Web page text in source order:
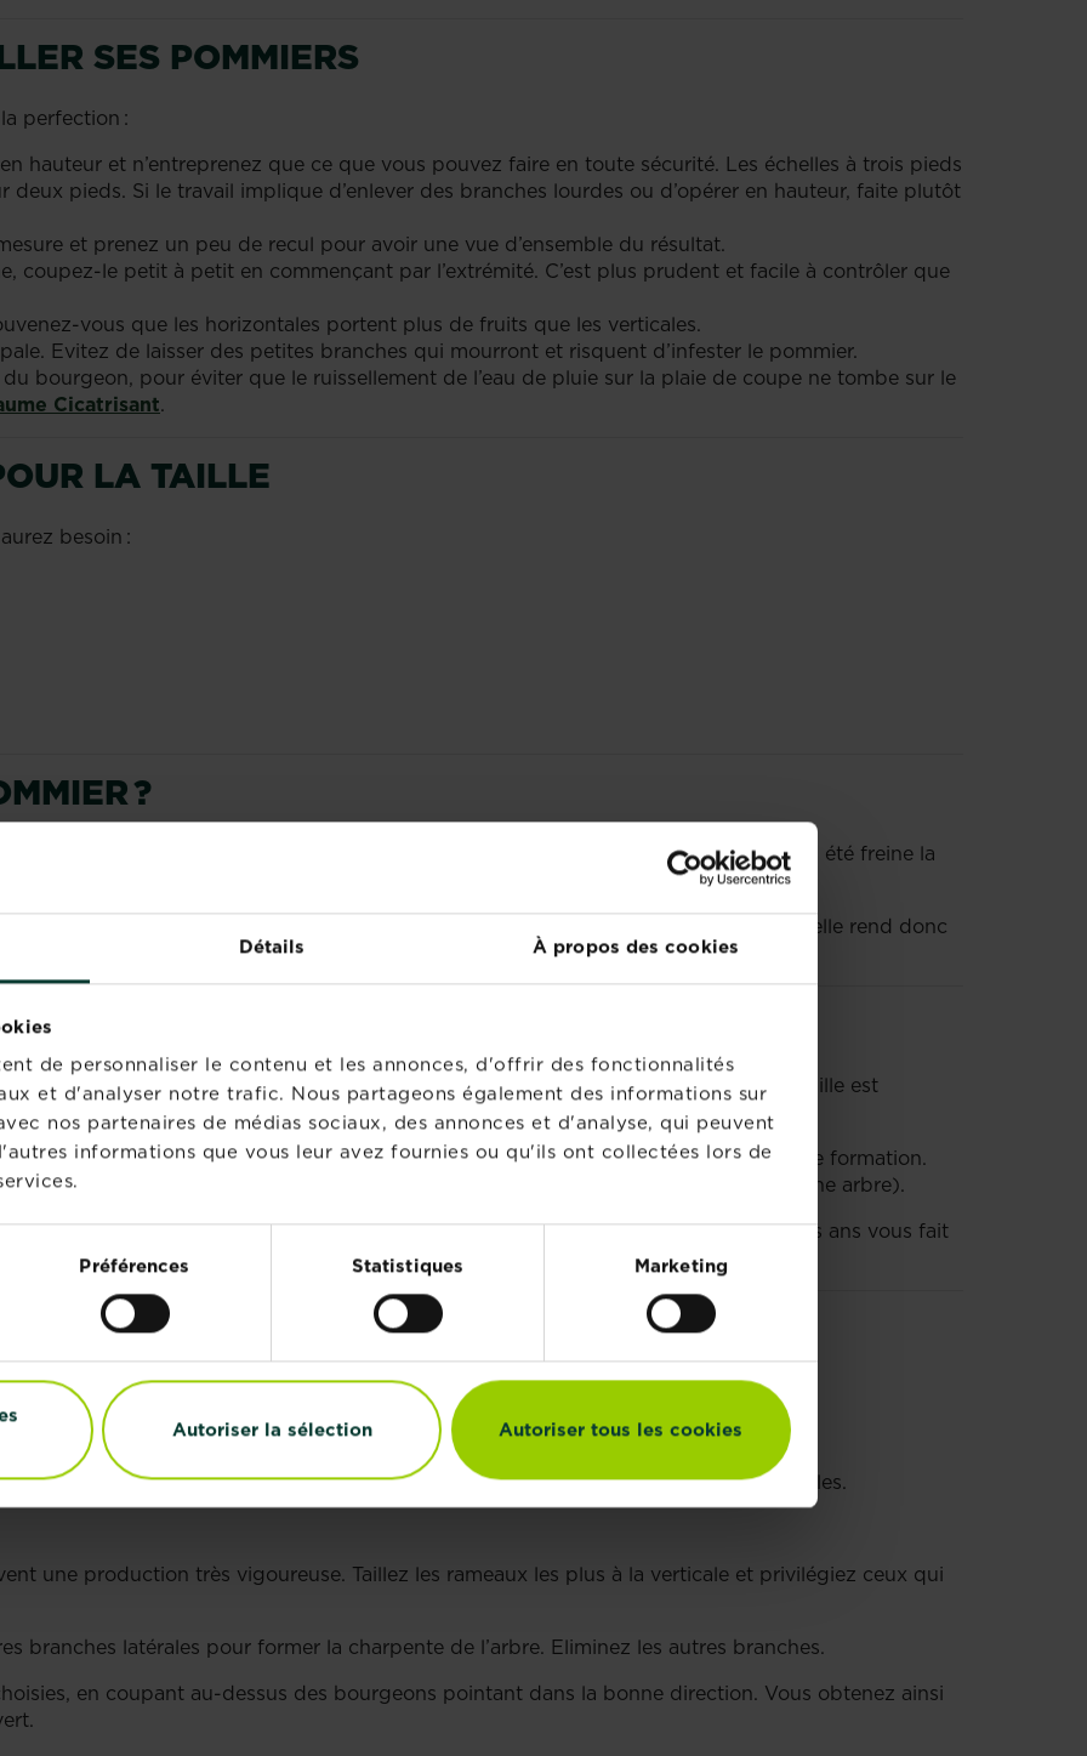
Détails À propos des cookies
de personnaliser le contenu et les annonces, d'offrir des fonctionnalités
et d'analyser notre trafic. Nous partageons également des informations sur
nos partenaires de médias sociaux, des annonces et d'analyse, qui peuvent
informations que vous leur avez fournies ou qu'ils ont collectées lors de
Préférences Statistiques Marketing
Autoriser la sélection Autoriser tous les cookies
SES POMMIERS
perfection :
hauteur et n’entreprenez que ce que vous pouvez faire en toute sécurité. Les échelles à trois pieds
deux pieds. Si le travail implique d’enlever des branches lourdes ou d’opérer en hauteur, faite plutôt
et prenez un peu de recul pour avoir une vue d’ensemble du résultat.
coupez-le petit à petit en commençant par l’extrémité. C’est plus prudent et facile à contrôler que
vous que les horizontales portent plus de fruits que les verticales.
Evitez de laisser des petites branches qui mourront et risquent d’infester le pommier.
bourgeon, pour éviter que le ruissellement de l’eau de pluie sur la plaie de coupe ne tombe sur le
Cicatrisant.
LA TAILLE
besoin :
?
taillés en
. La raison ? La taille d’hiver stimule la croissance, alors que tailler en été freine la
par de vieilles branches et ne portent plus que des petits fruits. Une taille annuelle rend donc
?
l’arbre et de la manière dont il a été taillé les années précédentes. L’objectif de la taille est
juste quatre ou cinq branches principales.
la forme arbustive standard, soit un arbre d’un an et vous lancer dans la taille de formation.
simple tige (le scion), soit comme une tige avec quelques branches latérales (jeune arbre).
consiste à produire ces branches latérales, donc l’achat d’un arbre de deux-trois ans vous fait
POMMIER
vous taillez un pommier :
à environ 75 cm du sol. Cela devrait encourager la formation de branches latérales.
une production très vigoureuse. Taillez les rameaux les plus à la verticale et privilégiez ceux qui
branches latérales pour former la charpente de l’arbre. Eliminez les autres branches.
en coupant au-dessus des bourgeons pointant dans la bonne direction. Vous obtenez ainsi